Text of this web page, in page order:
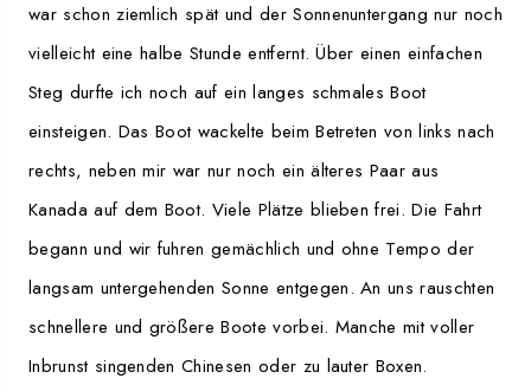
war schon ziemlich spät und der Sonnenuntergang nur noch
vielleicht eine halbe Stunde entfernt. Über einen einfachen
Steg durfte ich noch auf ein langes schmales Boot
einsteigen. Das Boot wackelte beim Betreten von links nach
rechts, neben mir war nur noch ein älteres Paar aus
Kanada auf dem Boot. Viele Plätze blieben frei. Die Fahrt
begann und wir fuhren gemächlich und ohne Tempo der
langsam untergehenden Sonne entgegen. An uns rauschten
schnellere und größere Boote vorbei. Manche mit voller
Inbrunst singenden Chinesen oder zu lauter Boxen.